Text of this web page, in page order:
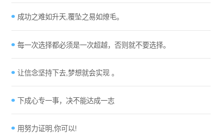
成功之难如升天,覆坠之易如燎毛。
每一次选择都必须是一次超越，否则就不要选择。
让信念坚持下去,梦想就会实现 。
下成心专一事，决不能达成一志
用努力证明,你可以!